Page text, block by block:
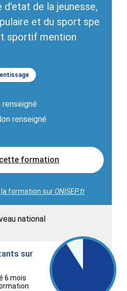
d'etat de la jeunesse,
et du sport spe
sportif mention
renseigné
renseigné
formation
la formation surONISEP.fr
national
sur
6 mois